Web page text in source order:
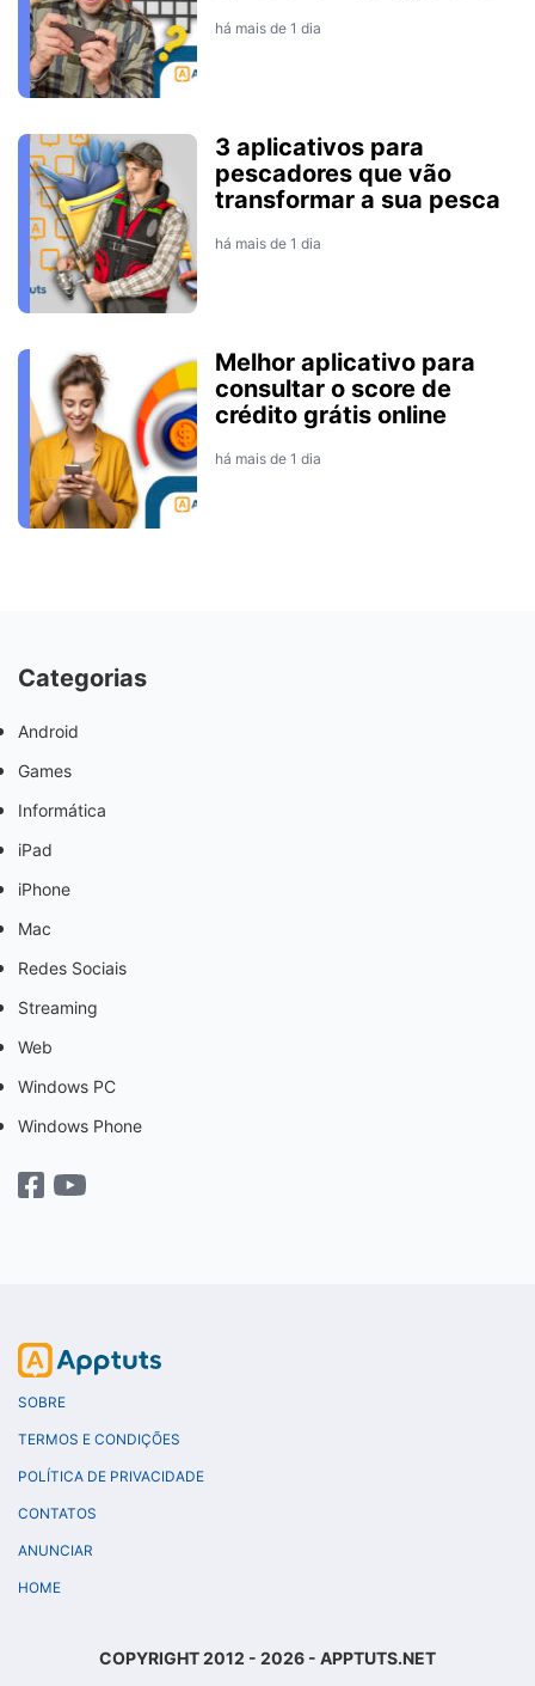
há mais de 1 dia
3 aplicativos para
pescadores que vão
transformar a sua pesca
há mais de 1 dia
Melhor aplicativo para
consultar o score de
crédito grátis online
há mais de 1 dia
Categorias
Android
Games
Informática
iPad
iPhone
Mac
Redes Sociais
Streaming
Web
Windows PC
Windows Phone
SOBRE
TERMOS E CONDIÇÕES
POLÍTICA DE PRIVACIDADE
CONTATOS
ANUNCIAR
HOME
COPYRIGHT 2012 - 2026 - APPTUTS.NET